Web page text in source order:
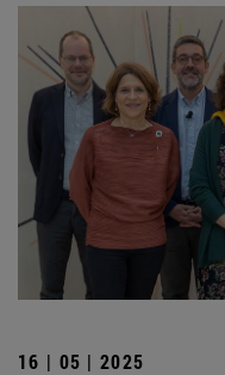
16 | 05 | 2025